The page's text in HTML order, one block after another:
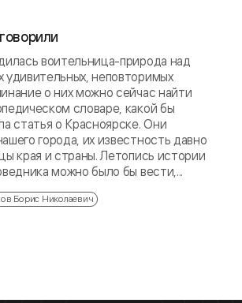
воительница-природа над
удивительных, неповторимых
о них можно сейчас найти
словаре, какой бы
статья о Красноярске. Они
города, их известность давно
края и страны. Летопись истории
можно было бы вести,...
Борис Николаевич